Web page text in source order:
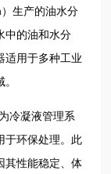
生产的油水分
中的油和水分
适用于多种工业
冷凝液管理系
于环保处理。此
其性能稳定、体